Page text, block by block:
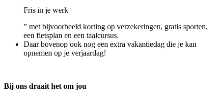
Fris in je werk
” met bijvoorbeeld korting op verzekeringen, gratis sporten,
een fietsplan en een taalcursus.
Daar bovenop ook nog een extra vakantiedag die je kan
opnemen op je verjaardag!
Bij ons draait het om jou